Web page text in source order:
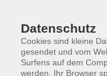
Audio
Datenschutz
Cookies sind kleine
gesendet und vom
Surfens auf dem
werden. Ihr Browser